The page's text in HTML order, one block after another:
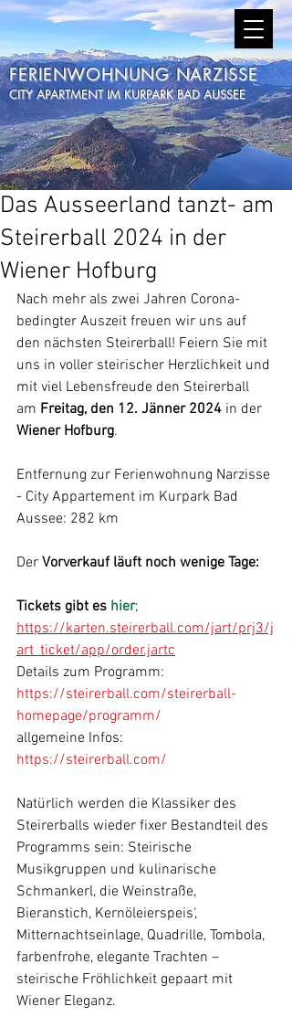
FERIENWOHNUNG NARZISSE
CITY APARTMENT IM KURPARK BAD AUSSEE
Das Ausseerland tanzt- am
Steirerball 2024 in der
Wiener Hofburg
Nach mehr als zwei Jahren Corona-
bedingter Auszeit freuen wir uns auf
den nächsten Steirerball! Feiern Sie mit
uns in voller steirischer Herzlichkeit und
mit viel Lebensfreude den Steirerball
am Freitag, den 12. Jänner 2024 in der
Wiener Hofburg.
Entfernung zur Ferienwohnung Narzisse
- City Appartement im Kurpark Bad
Aussee: 282 km
Der Vorverkauf läuft noch wenige Tage:
Tickets gibt es hier;
https://karten.steirerball.com/jart/prj3/j
art_ticket/app/order.jartc
Details zum Programm:
https://steirerball.com/steirerball-
homepage/programm/
allgemeine Infos:
https://steirerball.com/
Natürlich werden die Klassiker des
Steirerballs wieder fixer Bestandteil des
Programms sein: Steirische
Musikgruppen und kulinarische
Schmankerl, die Weinstraße,
Bieranstich, Kernöleierspeis‘,
Mitternachtseinlage, Quadrille, Tombola,
farbenfrohe, elegante Trachten –
steirische Fröhlichkeit gepaart mit
Wiener Eleganz.